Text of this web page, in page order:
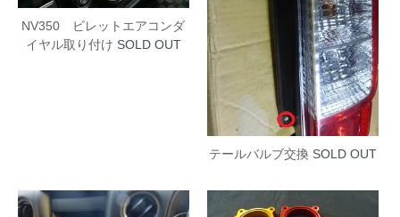
NV350 ビレットエアコンダ
イヤル取り付け SOLD OUT
テールバルブ交換 SOLD OUT